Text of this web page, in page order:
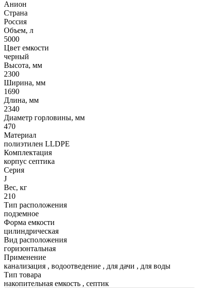
Анион
Страна
Россия
Объем, л
5000
Цвет емкости
черный
Высота, мм
2300
Ширина, мм
1690
Длина, мм
2340
Диаметр горловины, мм
470
Материал
полиэтилен LLDPE
Комплектация
корпус септика
Серия
J
Вес, кг
210
Тип расположения
подземное
Форма емкости
цилиндрическая
Вид расположения
горизонтальная
Применение
канализация , водоотведение , для дачи , для воды
Тип товара
накопительная емкость , септик